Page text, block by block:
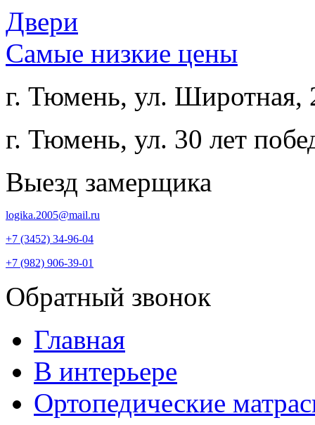
Двери
Самые низкие цены
г. Тюмень, ул. Широтная,
г. Тюмень, ул. 30 лет
Выезд замерщика
logika.2005@mail.ru
+7 (3452) 34-96-04
+7 (982) 906-39-01
Обратный звонок
Главная
В интерьере
Ортопедические